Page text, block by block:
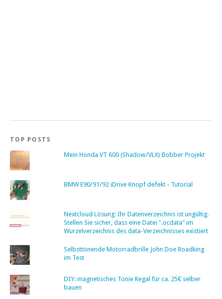
TOP POSTS
Mein Honda VT 600 (Shadow/VLX) Bobber Projekt
BMW E90/91/92 iDrive Knopf defekt - Tutorial
Nextcloud Lösung: Ihr Datenverzeichnis ist ungültig.
Stellen Sie sicher, dass eine Datei ".ocdata" im
Wurzelverzeichnis des data-Verzeichnisses existiert
Selbsttönende Motorradbrille John Doe Roadking
im Test
DIY: magnetisches Tonie Regal für ca. 25€ selber
bauen